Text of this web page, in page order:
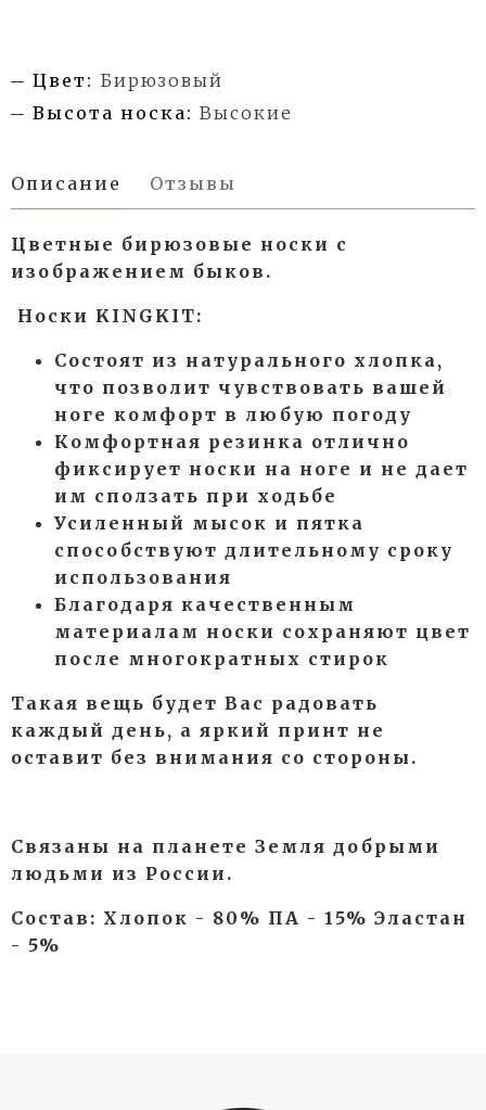
Цвет: Бирюзовый
Высота носка: Высокие
Описание Отзывы
Цветные бирюзовые носки с
изображением быков.
Носки KINGKIT:
Состоят из натурального хлопка,
что позволит чувствовать вашей
ноге комфорт в любую погоду
Комфортная резинка отлично
фиксирует носки на ноге и не дает
им сползать при ходьбе
Усиленный мысок и пятка
способствуют длительному сроку
использования
Благодаря качественным
материалам носки сохраняют цвет
после многократных стирок
Такая вещь будет Вас радовать
каждый день, а яркий принт не
оставит без внимания со стороны.
Связаны на планете Земля добрыми
людьми из России.
Состав: Хлопок - 80% ПА - 15% Эластан
- 5%